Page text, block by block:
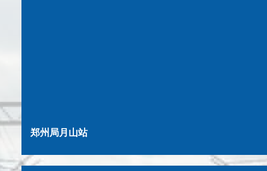
郑州局月山站